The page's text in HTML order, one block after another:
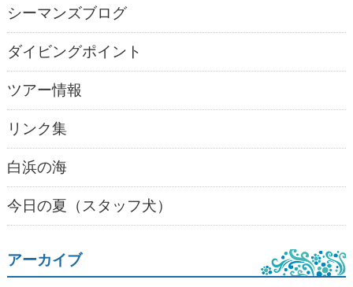
シーマンズブログ
ダイビングポイント
ツアー情報
リンク集
白浜の海
今日の夏（スタッフ犬）
アーカイブ